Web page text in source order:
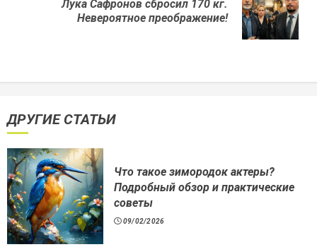
Лука Сафронов сбросил 170 кг.
Невероятное преображение!
ДРУГИЕ СТАТЬИ
Что такое зимородок актеры?
Подробный обзор и практические
советы
09/02/2026